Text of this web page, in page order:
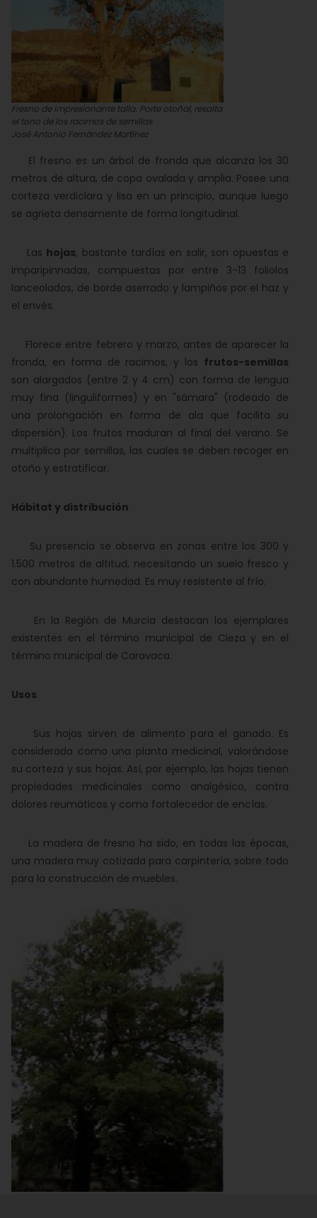
Fresno de impresionante talla. Porte otoñal, resalta
el tono de los racimos de semillas
José Antonio Fernández Martínez
El fresno es un árbol de fronda que alcanza los 30
metros de altura, de copa ovalada y amplia. Posee una
corteza verdiclara y lisa en un principio, aunque luego
se agrieta densamente de forma longitudinal.
Las hojas, bastante tardías en salir, son opuestas e
imparipinnadas, compuestas por entre 3-13 foliolos
lanceolados, de borde aserrado y lampiños por el haz y
el envés.
Florece entre febrero y marzo, antes de aparecer la
fronda, en forma de racimos, y los frutos-semillas
son alargados (entre 2 y 4 cm) con forma de lengua
muy fina (linguliformes) y en "sámara" (rodeado de
una prolongación en forma de ala que facilita su
dispersión). Los frutos maduran al final del verano. Se
multiplica por semillas, las cuales se deben recoger en
otoño y estratificar.
Hábitat y distribución
Su presencia se observa en zonas entre los 300 y
1.500 metros de altitud, necesitando un suelo fresco y
con abundante humedad. Es muy resistente al frío.
En la Región de Murcia destacan los ejemplares
existentes en el término municipal de Cieza y en el
término municipal de Caravaca.
Usos
Sus hojas sirven de alimento para el ganado. Es
considerada como una planta medicinal, valorándose
su corteza y sus hojas. Así, por ejemplo, las hojas tienen
propiedades medicinales como analgésico, contra
dolores reumáticos y como fortalecedor de encías.
La madera de fresno ha sido, en todas las épocas,
una madera muy cotizada para carpintería, sobre todo
para la construcción de muebles.